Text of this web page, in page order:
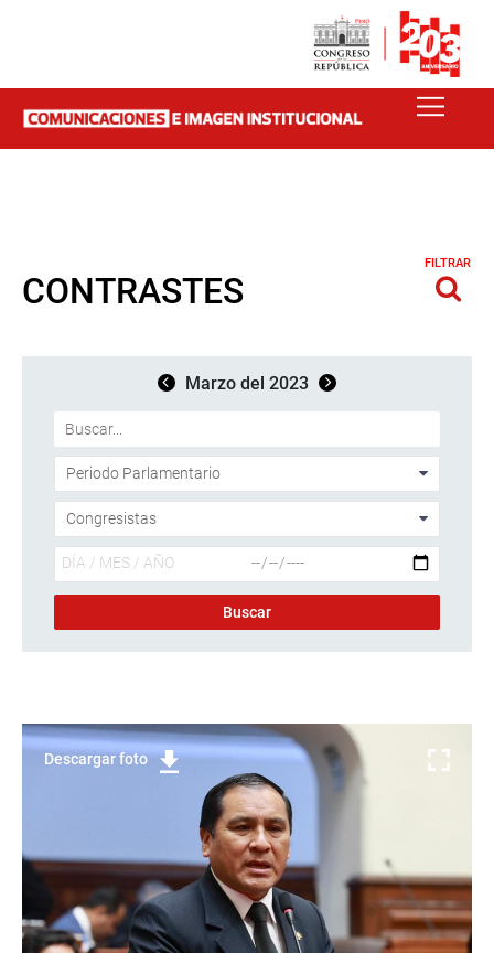
CONTRASTES
FILTRAR
Marzo del 2023
Descargar foto